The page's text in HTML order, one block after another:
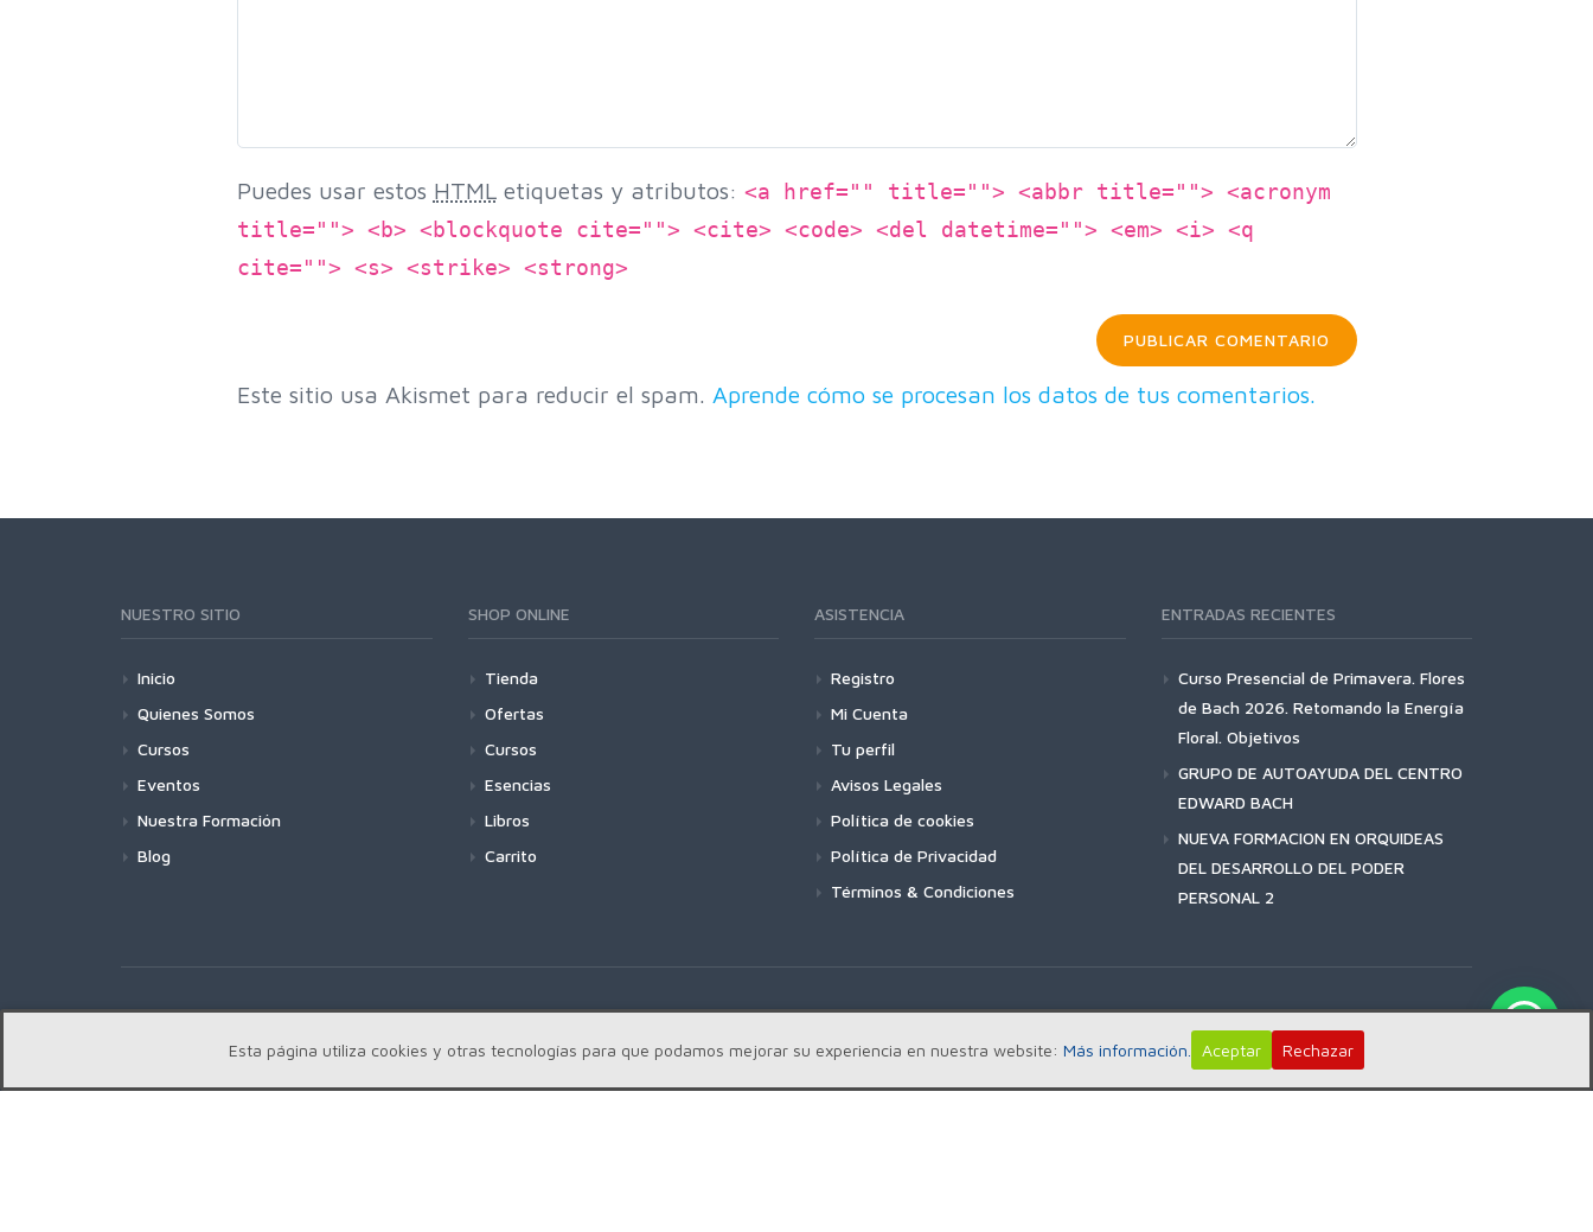
Puedes usar estos HTMLetiquetas y atributos: <a href="" title=""> <abbr title=""> <acronym
title=""> <b> <blockquote cite=""> <cite> <code> <del datetime=""> <em> <i> <q
cite=""> <s> <strike> <strong>
Este sitio usa Akismet para reducir el spam. Aprende cómo se procesan los datos de tus comentarios.
NUESTRO SITIO
Inicio
Quienes Somos
Cursos
Eventos
Nuestra Formación
Blog
SHOP ONLINE
Tienda
Ofertas
Cursos
Esencias
Libros
Carrito
ASISTENCIA
Registro
Mi Cuenta
Tu perfil
Avisos Legales
Política de cookies
Política de Privacidad
Términos & Condiciones
ENTRADAS RECIENTES
Curso Presencial de Primavera. Flores
de Bach 2026. Retomando la Energía
Floral. Objetivos
GRUPO DE AUTOAYUDA DEL CENTRO
EDWARD BACH
NUEVA FORMACION EN ORQUIDEAS
DEL DESARROLLO DEL PODER
PERSONAL 2
Copyright | Centro Edward Bach © 2018
Esta página utiliza cookies y otras tecnologías para que podamos mejorar su experiencia en nuestra website: Más información. Aceptar Rechazar